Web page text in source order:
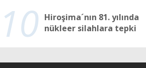
10 Hiroşima´nın 81. yılında
nükleer silahlara tepki